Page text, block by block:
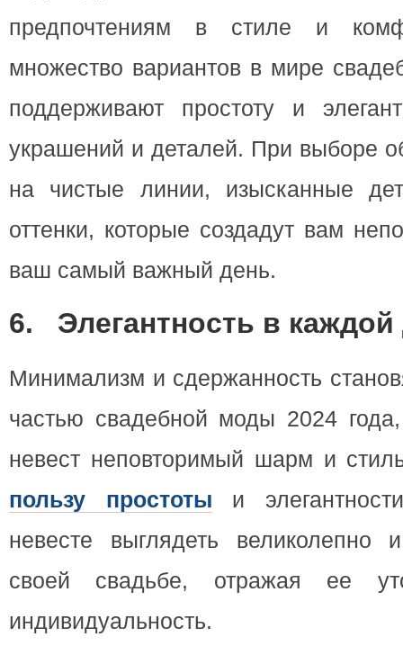
предпочтениям в стиле и
множество вариантов в мире
поддерживают простоту и
украшений и деталей. При выборе
на чистые линии, изысканные
оттенки, которые создадут вам
ваш самый важный день.
6. Элегантность в каждой
Минимализм и сдержанность
частью свадебной моды 2024
невест неповторимый шарм и
пользу простоты и
невесте выглядеть
своей свадьбе, отражая ее
индивидуальность.